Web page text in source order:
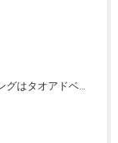
関西,滋賀でのキャニオニングはタオアドベンチャー